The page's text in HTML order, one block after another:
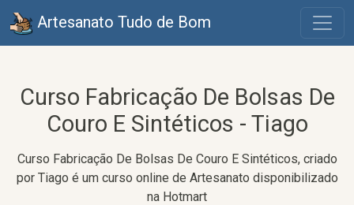
Artesanato Tudo de Bom
Curso Fabricação De Bolsas De
Couro E Sintéticos - Tiago
Curso Fabricação De Bolsas De Couro E Sintéticos, criado
por Tiago é um curso online de Artesanato disponibilizado
na Hotmart